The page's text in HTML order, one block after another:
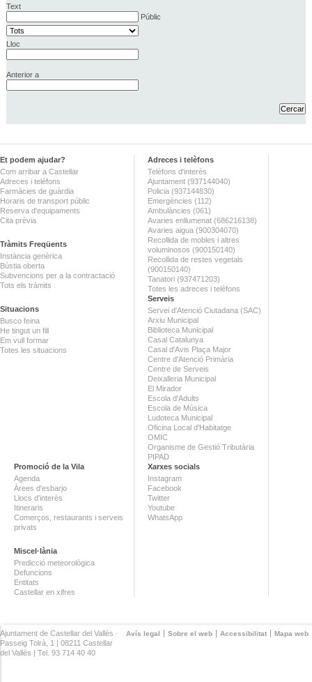
Text
Públic
Lloc
Anterior a
Et podem ajudar?
Com arribar a Castellar
Adreces i telèfons
Farmàcies de guàrdia
Horaris de transport públic
Reserva d'equipaments
Cita prèvia
Tràmits Freqüents
Instància genèrica
Bústia oberta
Subvencions per a la contractació
Tots els tràmits
Situacions
Busco feina
He tingut un fill
Em vull formar
Totes les situacions
Adreces i telèfons
Telèfons d'interès
Ajuntament (937144040)
Policia (937144830)
Emergències (112)
Ambulàncies (061)
Avaries enllumenat (686216138)
Avaries aigua (900304070)
Recollida de mobles i altres
voluminosos (900150140)
Recollida de restes vegetals
(900150140)
Tanatori (937471203)
Totes les adreces i telèfons
Serveis
Servei d'Atenció Ciutadana (SAC)
Arxiu Municipal
Biblioteca Municipal
Casal Catalunya
Casal d'Avis Plaça Major
Centre d'Atenció Primària
Centre de Serveis
Deixalleria Municipal
El Mirador
Escola d'Adults
Escola de Música
Ludoteca Municipal
Oficina Local d'Habitatge
OMIC
Organisme de Gestió Tributària
PIPAD
Promoció de la Vila
Agenda
Àrees d'esbarjo
Llocs d'interès
Itineraris
Comerços, restaurants i serveis
privats
Miscel·lània
Predicció meteorològica
Defuncions
Entitats
Castellar en xifres
Xarxes socials
Instagram
Facebook
Twitter
Youtube
WhatsApp
Avís legal Sobre el web Accessibilitat Mapa web
Ajuntament de Castellar del Vallès ·
Passeig Tolrà, 1 | 08211 Castellar
del Vallès | Tel. 93 714 40 40